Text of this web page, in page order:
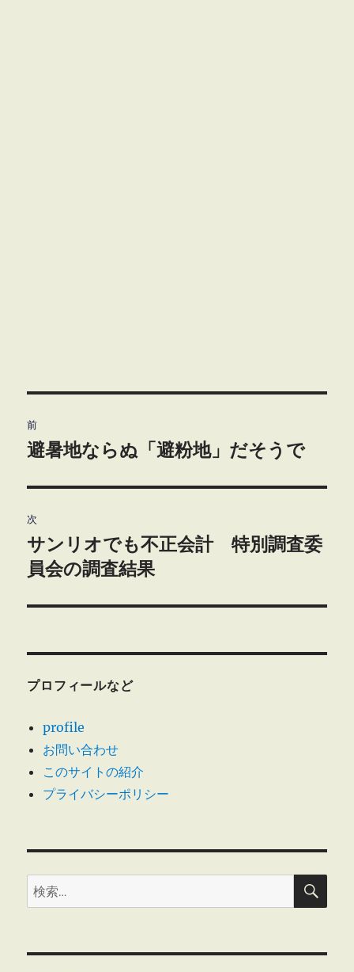
稿
ビ
ゲ
ー
シ
ン
前
前
投
稿:
避暑地ならぬ「避粉地」だそうで
次
次
の
稿:
サンリオでも不正会計 特別調査委
員会の調査結果
プロフィールなど
profile
お問い合わせ
このサイトの紹介
プライバシーポリシー
検
索:
検